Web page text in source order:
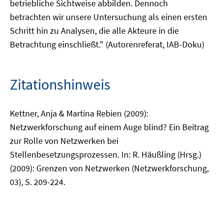
betriebliche Sichtweise abbilden. Dennoch
betrachten wir unsere Untersuchung als einen ersten
Schritt hin zu Analysen, die alle Akteure in die
Betrachtung einschließt." (Autorenreferat, IAB-Doku)
Zitationshinweis
Kettner, Anja & Martina Rebien (2009):
Netzwerkforschung auf einem Auge blind? Ein Beitrag
zur Rolle von Netzwerken bei
Stellenbesetzungsprozessen. In: R. Häußling (Hrsg.)
(2009): Grenzen von Netzwerken (Netzwerkforschung,
03), S. 209-224.